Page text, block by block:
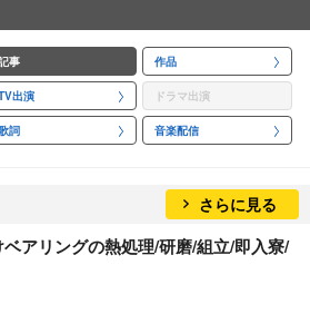
事 作品
出演 ドラマ出演
詞 音楽配信
さらに見る
ベアリングの熱処理/研磨/組立/即入寮/